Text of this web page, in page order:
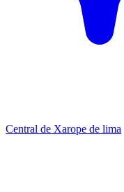
Central de Xarope de lima